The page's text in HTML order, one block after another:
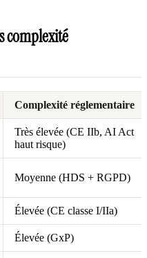
complexité
Complexité réglementaire
Très élevée (CE IIb, AI Act
haut risque)
Moyenne (HDS + RGPD)
Élevée (CE classe I/IIa)
Élevée (GxP)